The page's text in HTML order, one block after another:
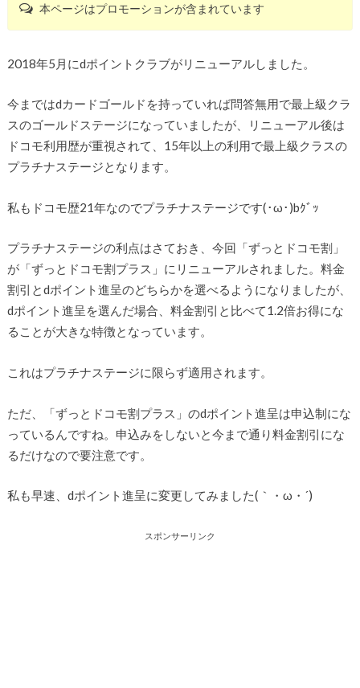
本ページはプロモーションが含まれています
2018年5月にdポイントクラブがリニューアルしました。
今まではdカードゴールドを持っていれば問答無用で最上級クラ
スのゴールドステージになっていましたが、リニューアル後は
ドコモ利用歴が重視されて、15年以上の利用で最上級クラスの
プラチナステージとなります。
私もドコモ歴21年なのでプラチナステージです(･ω･)bｸﾞｯ
プラチナステージの利点はさておき、今回「ずっとドコモ割」
が「ずっとドコモ割プラス」にリニューアルされました。料金
割引とdポイント進呈のどちらかを選べるようになりましたが、
dポイント進呈を選んだ場合、料金割引と比べて1.2倍お得にな
ることが大きな特徴となっています。
これはプラチナステージに限らず適用されます。
ただ、「ずっとドコモ割プラス」のdポイント進呈は申込制にな
っているんですね。申込みをしないと今まで通り料金割引にな
るだけなので要注意です。
私も早速、dポイント進呈に変更してみました(｀・ω・´)ゞ
スポンサーリンク